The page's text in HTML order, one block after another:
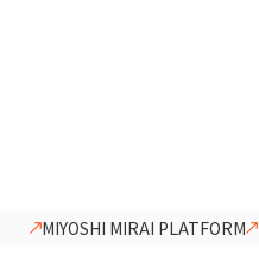
MIYOSHI MIRAI PLATFORM